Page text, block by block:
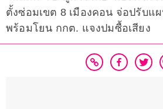
ตั้งซ่อมเขต 8 เมืองคอน จ่อปรับแ
พร้อมโยน กกต. แจงปมซื้อเสียง